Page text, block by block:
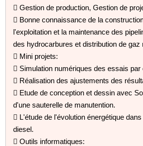
 Gestion de production, Gestion de
 Bonne connaissance de la
l'exploitation et la maintenance des
des hydrocarbures et distribution de gaz
 Mini projets:
 Simulation numériques des essais par
 Réalisation des ajustements des
 Etude de conception et dessin avec
d'une sauterelle de manutention.
 L'étude de l'évolution énergétique
diesel.
 Outils informatiques: